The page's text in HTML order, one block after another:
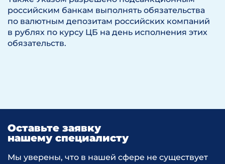
российским банкам выполнять обязательства
по валютным депозитам российских компаний
в рублях по курсу ЦБ на день исполнения этих
обязательств.
Оставьте заявку
нашему специалисту
Мы уверены, что в нашей сфере не существует